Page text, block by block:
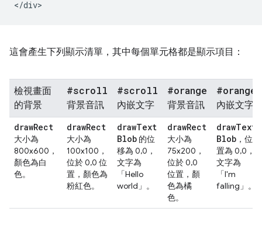
這會產生下列顯示清單，其中每個單元格都是顯示項目：
檢視畫面
的背景
#scroll
背景音訊
#scroll
內嵌文字
#orange
背景音訊
#orange
內嵌文字
drawRect
大小為
800x600，
顏色為白
色。
drawRect
大小為
100x100，
位於 0,0 位
置，顏色為
粉紅色。
drawText
Blob 的位
移為 0,0，
文字為
「Hello
world」。
drawRect
大小為
75x200，
位於 0,0
位置，顏
色為橘
色。
drawText
Blob ，位
置為 0,0，
文字為
「I'm
falling」。